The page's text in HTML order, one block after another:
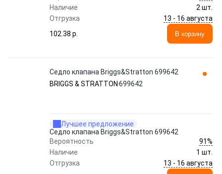
Наличие
2 шт.
Отгрузка
13 - 16 августа
102.38 p.
В корзину
Седло клапана Briggs&Stratton 699642
BRIGGS & STRATTON 699642
Лучшее предложение
Седло клапана Briggs&Stratton 699642
Вероятность
91%
Наличие
1 шт.
Отгрузка
13 - 16 августа